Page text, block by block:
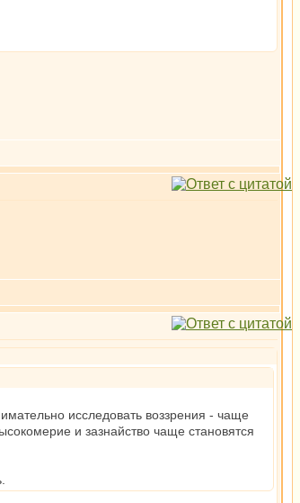
исследовать воззрения - чаще
и зазнайство чаще становятся